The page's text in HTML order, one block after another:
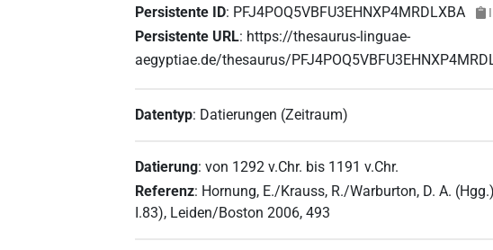
Persistente ID: PFJ4POQ5VBFU3EHNXP4MRDLXBA
Persistente URL: https://thesaurus-linguae-
aegyptiae.de/thesaurus/
Datentyp: Datierungen (Zeitraum)
Datierung:von 1292 v.Chr. bis 1191 v.Chr.
Referenz: Hornung, E./Krauss, R./Warburton, D. A.
I.83), Leiden/Boston 2006, 493